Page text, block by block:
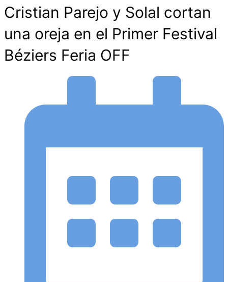
Cristian Parejo y Solal cortan
una oreja en el Primer Festival
Béziers Feria OFF